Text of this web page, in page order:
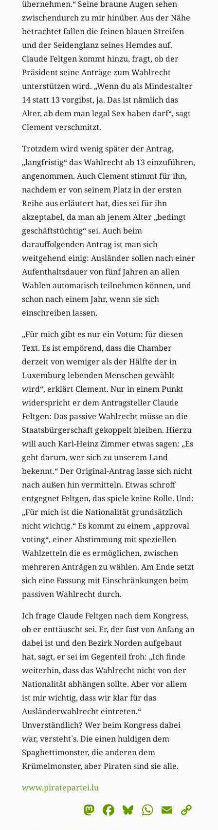
übernehmen.“ Seine braune Augen sehen
zwischendurch zu mir hinüber. Aus der Nähe
betrachtet fallen die feinen blauen Streifen
und der Seidenglanz seines Hemdes auf.
Claude Feltgen kommt hinzu, fragt, ob der
Präsident seine Anträge zum Wahlrecht
unterstützen wird. „Wenn du als Mindestalter
14 statt 13 vorgibst, ja. Das ist nämlich das
Alter, ab dem man legal Sex haben darf“, sagt
Clement verschmitzt.
Trotzdem wird wenig später der Antrag,
„langfristig“ das Wahlrecht ab 13 einzuführen,
angenommen. Auch Clement stimmt für ihn,
nachdem er von seinem Platz in der ersten
Reihe aus erläutert hat, dies sei für ihn
akzeptabel, da man ab jenem Alter „bedingt
geschäftstüchtig“ sei. Auch beim
darauffolgenden Antrag ist man sich
weitgehend einig: Ausländer sollen nach einer
Aufenthaltsdauer von fünf Jahren an allen
Wahlen automatisch teilnehmen können, und
schon nach einem Jahr, wenn sie sich
einschreiben lassen.
„Für mich gibt es nur ein Votum: für diesen
Text. Es ist empörend, dass die Chamber
derzeit von wemiger als der Hälfte der in
Luxemburg lebenden Menschen gewählt
wird“, erklärt Clement. Nur in einem Punkt
widerspricht er dem Antragsteller Claude
Feltgen: Das passive Wahlrecht müsse an die
Staatsbürgerschaft gekoppelt bleiben. Hierzu
will auch Karl-Heinz Zimmer etwas sagen: „Es
geht darum, wer sich zu unserem Land
bekennt.“ Der Original-Antrag lasse sich nicht
nach außen hin vermitteln. Etwas schroff
entgegnet Feltgen, das spiele keine Rolle. Und:
„Für mich ist die Nationalität grundsätzlich
nicht wichtig.“ Es kommt zu einem „approval
voting“, einer Abstimmung mit speziellen
Wahlzetteln die es ermöglichen, zwischen
mehreren Anträgen zu wählen. Am Ende setzt
sich eine Fassung mit Einschränkungen beim
passiven Wahlrecht durch.
Ich frage Claude Feltgen nach dem Kongress,
ob er enttäuscht sei. Er, der fast von Anfang an
dabei ist und den Bezirk Norden aufgebaut
hat, sagt, er sei im Gegenteil froh: „Ich finde
weiterhin, dass das Wahlrecht nicht von der
Nationalität abhängen sollte. Aber vor allem
ist mir wichtig, dass wir klar für das
Ausländerwahlrecht eintreten.“
Unverständlich? Wer beim Kongress dabei
war, versteht`s. Die einen huldigen dem
Spaghettimonster, die anderen dem
Krümelmonster, aber Piraten sind sie alle.
www.piratepartei.lu
Mastodon
Facebook
BlueskyEmail